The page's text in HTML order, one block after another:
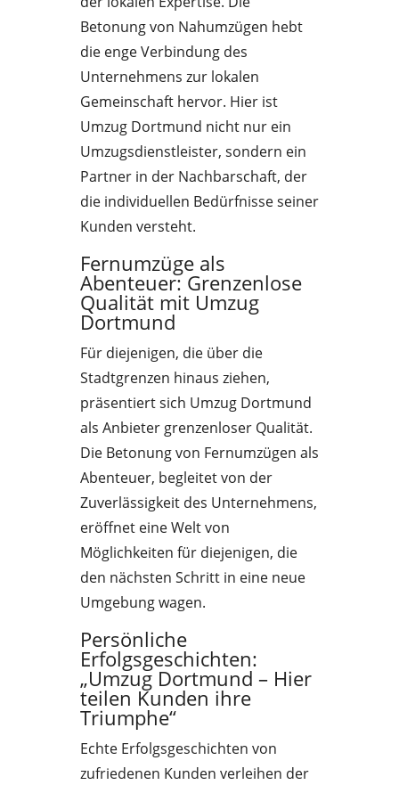
Betonung von Nahumzügen hebt
die enge Verbindung des
Unternehmens zur lokalen
Gemeinschaft hervor. Hier ist
Umzug Dortmund nicht nur ein
Umzugsdienstleister, sondern ein
Partner in der Nachbarschaft, der
die individuellen Bedürfnisse seiner
Kunden versteht.
Fernumzüge als
Abenteuer: Grenzenlose
Qualität mit Umzug
Dortmund
Für diejenigen, die über die
Stadtgrenzen hinaus ziehen,
präsentiert sich Umzug Dortmund
als Anbieter grenzenloser Qualität.
Die Betonung von Fernumzügen als
Abenteuer, begleitet von der
Zuverlässigkeit des Unternehmens,
eröffnet eine Welt von
Möglichkeiten für diejenigen, die
den nächsten Schritt in eine neue
Umgebung wagen.
Persönliche
Erfolgsgeschichten:
„Umzug Dortmund – Hier
teilen Kunden ihre
Triumphe“
Echte Erfolgsgeschichten von
zufriedenen Kunden verleihen der